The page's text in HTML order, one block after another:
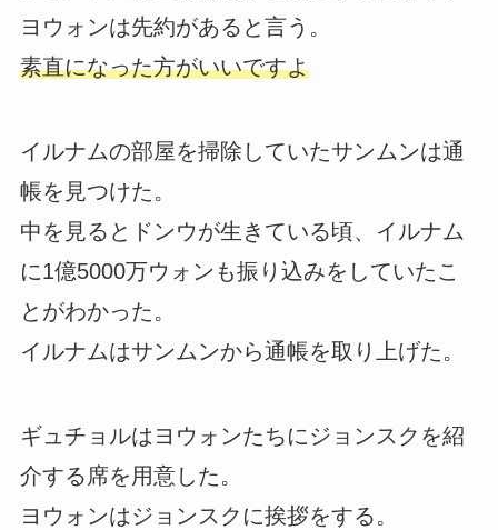
ヨウォンは先約があると言う。
素直になった方がいいですよ
イルナムの部屋を掃除していたサンムンは通
帳を見つけた。
中を見るとドンウが生きている頃、イルナム
に1億5000万ウォンも振り込みをしていたこ
とがわかった。
イルナムはサンムンから通帳を取り上げた。
ギュチョルはヨウォンたちにジョンスクを紹
介する席を用意した。
ヨウォンはジョンスクに挨拶をする。